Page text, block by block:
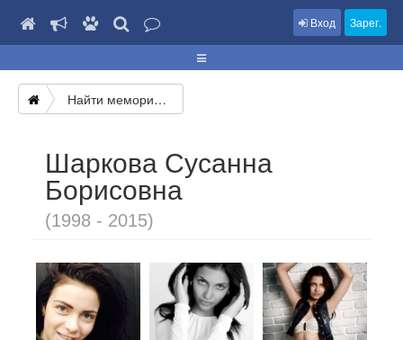
Вход Зарег.
Найти мемориал
Шаркова Сусанна
Борисовна
(1998 - 2015)